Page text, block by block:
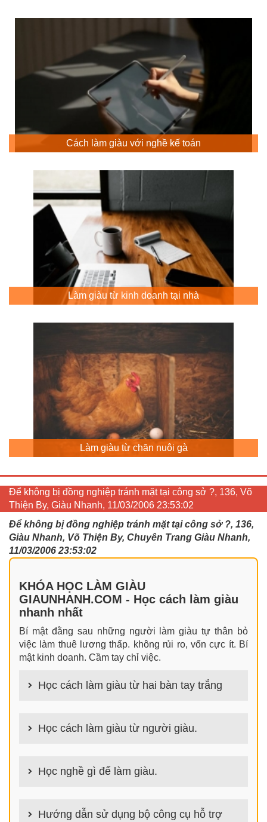
Cách làm giàu với nghề kế toán
Làm giàu từ kinh doanh tại nhà
Làm giàu từ chăn nuôi gà
Để không bị đồng nghiệp tránh mặt tại công sở ?, 136, Võ
Thiện By, Giàu Nhanh, 11/03/2006 23:53:02
Để không bị đồng nghiệp tránh mặt tại công sở ?, 136,
Giàu Nhanh, Võ Thiện By, Chuyên Trang Giàu Nhanh,
11/03/2006 23:53:02
KHÓA HỌC LÀM GIÀU
GIAUNHANH.COM - Học cách làm giàu
nhanh nhất
Bí mật đằng sau những người làm giàu tự thân bỏ
việc làm thuê lương thấp. không rủi ro, vốn cực ít. Bí
mật kinh doanh. Cầm tay chỉ việc.
Học cách làm giàu từ hai bàn tay trắng
nhưng hiệu quả bất ngờ. Bạn có thể thành công ngay
cả khi không có gì trong tay.
Học cách làm giàu từ người giàu.
làm giàu từ người giàu. Bạn sẽ có được góc nhìn đa
chiều khi đi sâu vào phân tích cách người giàu làm
Học nghề gì để làm giàu.
nhất hiện nay là gì? Nên học nghề gì để kiếm tiền
Hướng dẫn sử dụng bộ công cụ hỗ trợ